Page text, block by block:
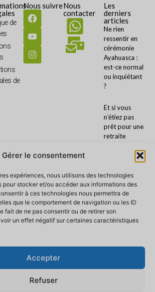
Gérer le consentement
expériences, nous utilisons des technologies
pour stocker et/ou accéder aux informations des
à ces technologies nous permettra de
que le comportement de navigation ou les ID
fait de ne pas consentir ou de retirer son
un effet négatif sur certaines caractéristiques
Accepter
Refuser
de
de
Nous suivreNous
contacter
Les
derniers
articles
Ne rien
ressentir en
cérémonie
Ayahuasca :
est-ce normal
ou inquiétant
?
Et si vous
n’étiez pas
prêt pour une
retraite
avant une
retraite
ayahuasca :
alimentation,
traitements
et